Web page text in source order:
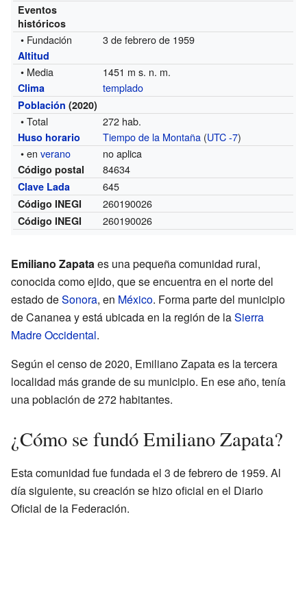
Eventos
históricos
• Fundación 3 de febrero de 1959
Altitud
• Media 1451 m s. n. m.
Clima templado
Población (2020)
• Total 272 hab.
Huso horario Tiempo de la Montaña (UTC -7)
• enverano no aplica
Código postal 84634
Clave Lada 645
Código INEGI 260190026
Código INEGI 260190026
Emiliano Zapataes una pequeña comunidad rural,
conocida como ejido, que se encuentra en el norte del
estado deSonora, en México. Forma parte del municipio
de Cananea y está ubicada en la región de laSierra
Madre Occidental.
Según el censo de 2020, Emiliano Zapata es la tercera
localidad más grande de su municipio. En ese año, tenía
una población de 272 habitantes.
¿Cómo se fundó Emiliano Zapata?
Esta comunidad fue fundada el 3 de febrero de 1959. Al
día siguiente, su creación se hizo oficial en el Diario
Oficial de la Federación.